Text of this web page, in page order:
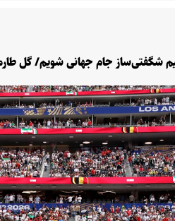
شگفتی‌ساز جام جهانی شویم/ گل